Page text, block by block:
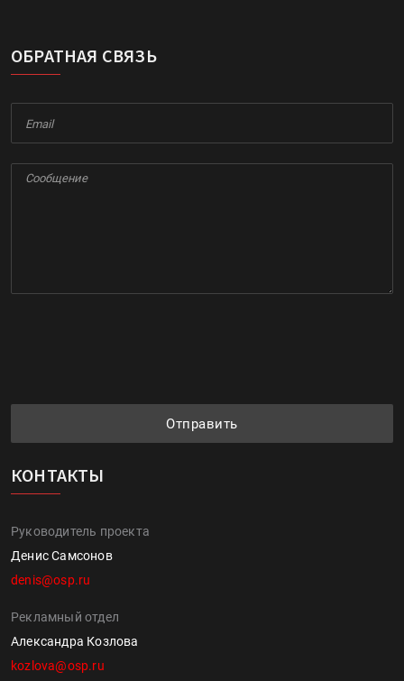
ОБРАТНАЯ СВЯЗЬ
Отправить
КОНТАКТЫ
Руководитель проекта
Денис Самсонов
denis@osp.ru
Рекламный отдел
Александра Козлова
kozlova@osp.ru